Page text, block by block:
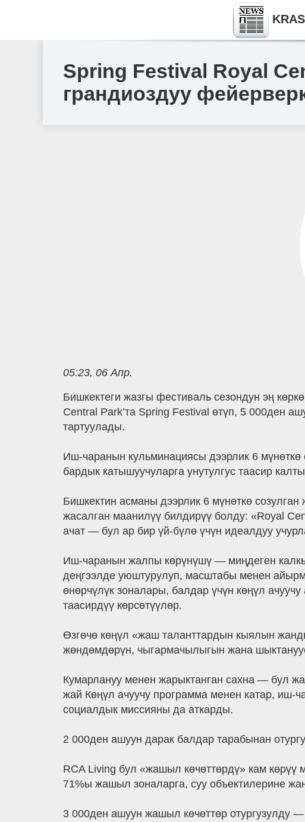
Spring Festival Royal
грандиоздуу
05:23, 06 Апр.
Бишкектеги жазгы фестиваль сезондун эң
Central Park’та Spring Festival өтүп, 5 000ден
тартуулады.
Иш-чаранын кульминациясы дээрлик 6
бардык катышуучуларга унутулгус таасир
Бишкектин асманы дээрлик 6 мүнөткө
жасалган маанилүү билдирүү болду: «Royal
ачат — бул ар бир үй-бүлө үчүн идеалдуу
Иш-чаранын жалпы көрүнүшү — миңдеген
деңгээлде уюштурулуп, масштабы менен
өнөрчүлүк зоналары, балдар үчүн көңүл
таасирдүү көрсөтүүлөр.
Өзгөчө көңүл «жаш таланттардын кыялын
жөндөмдөрүн, чыгармачылыгын жана
Кумарлануу менен жарыктанган сахна — бул
жай Көңүл ачуучу программа менен катар, иш-
социалдык миссияны да аткарды.
2 000ден ашуун дарак балдар тарабынан
RCA Living бул «жашыл көчөттөрдү» кам көрүү
71%ы жашыл зоналарга, суу объектилерине
3 000ден ашуун жашыл көчөттөр